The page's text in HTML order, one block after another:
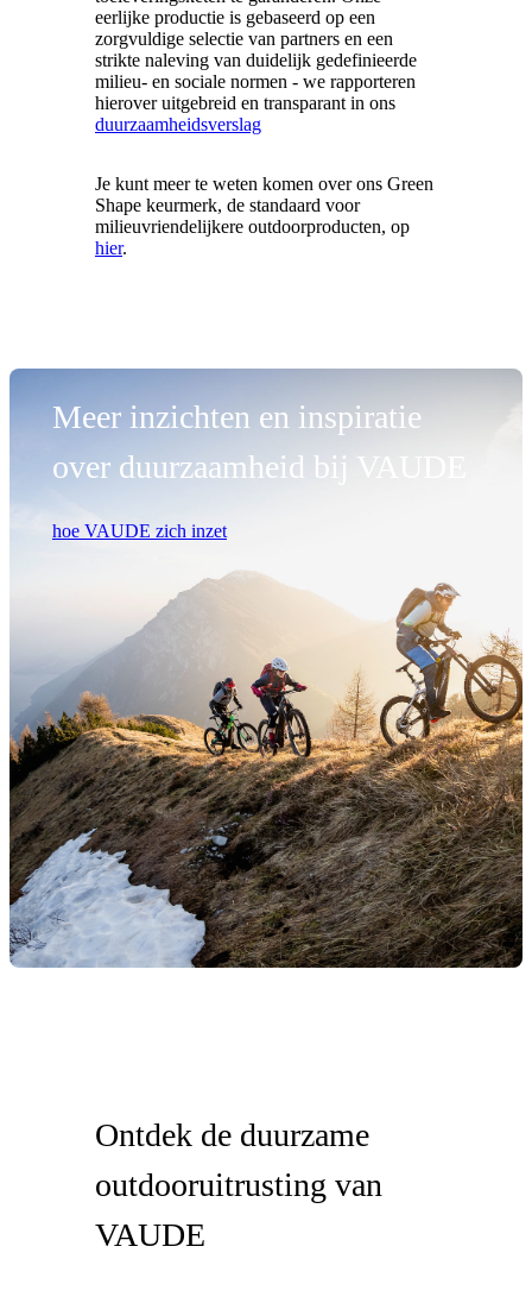
eerlijke productie is gebaseerd op een
zorgvuldige selectie van partners en een
strikte naleving van duidelijk gedefinieerde
milieu- en sociale normen - we rapporteren
hierover uitgebreid en transparant in ons
duurzaamheidsverslag
Je kunt meer te weten komen over ons Green
Shape keurmerk, de standaard voor
milieuvriendelijkere outdoorproducten, op
hier.
Meer inzichten en inspiratie
over duurzaamheid bij VAUDE
hoe VAUDE zich inzet
Ontdek de duurzame
outdooruitrusting van
VAUDE